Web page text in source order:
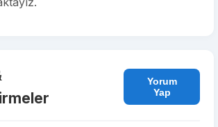
Yorum
Yap